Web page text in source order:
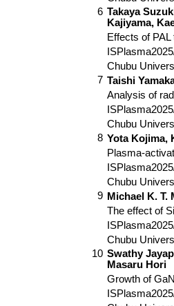
お問い合
〒464-8603 名古屋市千種区
ナショナル・イノベーション